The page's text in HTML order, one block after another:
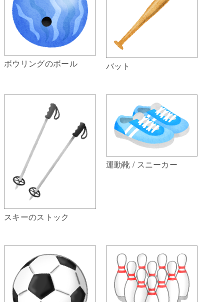
ボウリングのボール バット
スキーのストック
運動靴 / スニーカー